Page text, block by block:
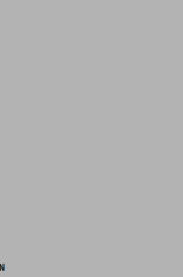
high-quality